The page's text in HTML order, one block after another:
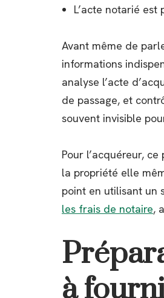
L’acte notarié est
Avant même de
informations
analyse l’acte
de passage, et
souvent invisible
Pour l’acquéreur,
la propriété elle
point en utilisant un
les frais de notaire,
à